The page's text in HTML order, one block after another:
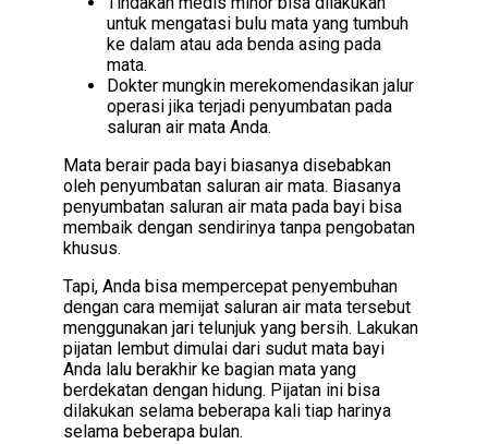
untuk mengatasi bulu mata yang tumbuh
ke dalam atau ada benda asing pada
mata.
Dokter mungkin merekomendasikan jalur
operasi jika terjadi penyumbatan pada
saluran air mata Anda.
Mata berair pada bayi biasanya disebabkan
oleh penyumbatan saluran air mata. Biasanya
penyumbatan saluran air mata pada bayi bisa
membaik dengan sendirinya tanpa pengobatan
khusus.
Tapi, Anda bisa mempercepat penyembuhan
dengan cara memijat saluran air mata tersebut
menggunakan jari telunjuk yang bersih. Lakukan
pijatan lembut dimulai dari sudut mata bayi
Anda lalu berakhir ke bagian mata yang
berdekatan dengan hidung. Pijatan ini bisa
dilakukan selama beberapa kali tiap harinya
selama beberapa bulan.